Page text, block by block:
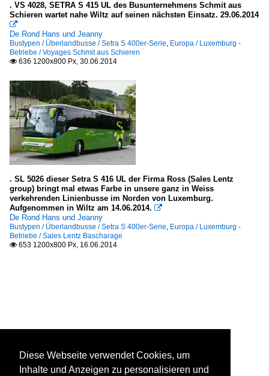
. VS 4028, SETRA S 415 UL des Busunternehmens Schmit aus
Schieren wartet nahe Wiltz auf seinen nächsten Einsatz. 29.06.2014

De Rond Hans und Jeanny
Bustypen / Überlandbusse / Setra S 400er-Serie, Europa / Luxemburg -
Betriebe / Voyages Schmit aus Schieren
 636 1200x800 Px, 30.06.2014
. SL 5026 dieser Setra S 416 UL der Firma Ross (Sales Lentz
group) bringt mal etwas Farbe in unsere ganz in Weiss
verkehrenden Linienbusse im Norden von Luxemburg.
Aufgenommen in Wiltz am 14.06.2014. 
De Rond Hans und Jeanny
Bustypen / Überlandbusse / Setra S 400er-Serie, Europa / Luxemburg -
Betriebe / Sales Lentz Bascharage
 653 1200x800 Px, 16.06.2014
Diese Webseite verwendet Cookies, um
Inhalte und Anzeigen zu personalisieren und